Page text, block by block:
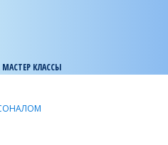
КЛАССЫ